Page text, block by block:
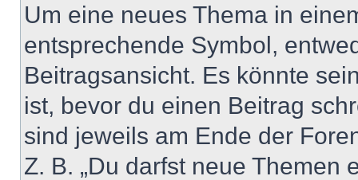
Um eine neues Thema in
entsprechende Symbol,
Beitragsansicht. Es könnte
ist, bevor du einen Beitrag
sind jeweils am Ende der
Z. B. „Du darfst neue Themen